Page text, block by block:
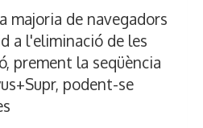
majoria de navegadors
a l'eliminació de les
prement la seqüència
podent-se